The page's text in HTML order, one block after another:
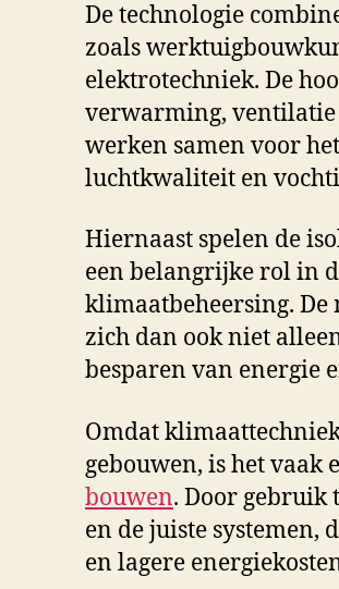
De technologie
zoals
elektrotechniek. De
verwarming, ventilatie
werken samen voor
luchtkwaliteit en
Hiernaast spelen de
een belangrijke rol in
klimaatbeheersing.
zich dan ook niet
besparen van energie
Omdat
gebouwen, is het vaak
bouwen. Door gebruik
en de juiste systemen,
en lagere